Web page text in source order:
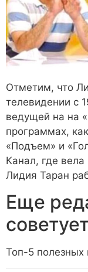
Отметим, что
телевидении с
ведущей на на
программах,
«Подъем» и
Канал, где
Лидия Таран
Еще
Топ-5 полезных